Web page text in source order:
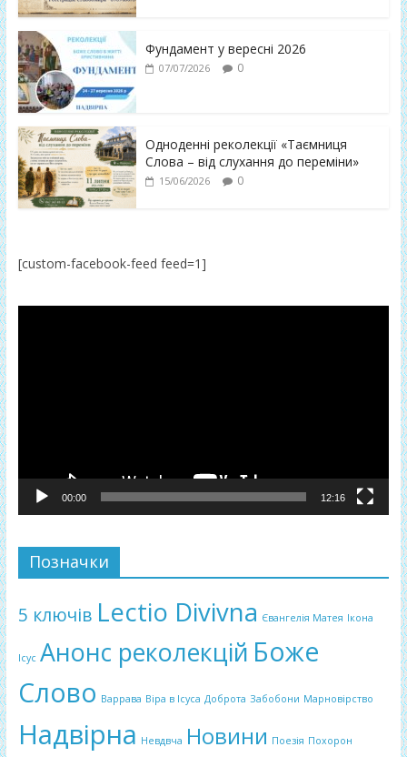
Фундамент у вересні 2026
07/07/2026 0
Одноденні реколекції «Таємниця
Слова – від слухання до переміни»
15/06/2026 0
[custom-facebook-feed feed=1]
00:00 12:16
Позначки
5 ключів Lectio Divivna Євангелія Матея Ікона
Ісус Анонс реколекцій Боже
Слово Варрава Віра в Ісуса Доброта Забобони Марновірство
Надвірна Невдвча Новини Поезія Похорон